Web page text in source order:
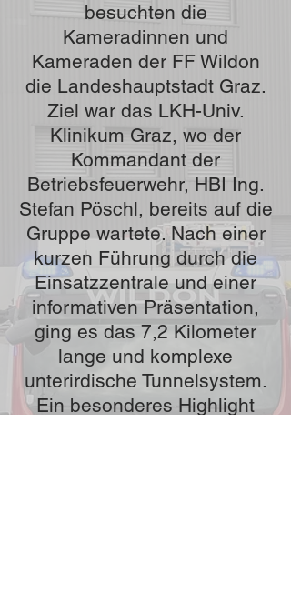
besuchten die
Kameradinnen und
Kameraden der FF Wildon
die Landeshauptstadt Graz.
Ziel war das LKH-Univ.
Klinikum Graz, wo der
Kommandant der
Betriebsfeuerwehr, HBI Ing.
Stefan Pöschl, bereits auf die
Gruppe wartete. Nach einer
kurzen Führung durch die
Einsatzzentrale und einer
informativen Präsentation,
ging es das 7,2 Kilometer
lange und komplexe
unterirdische Tunnelsystem.
Ein besonderes Highlight